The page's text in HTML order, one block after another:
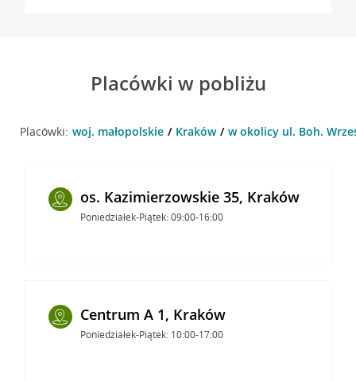
Placówki w pobliżu
Placówki: woj. małopolskie Kraków w okolicy ul. Boh.
os. Kazimierzowskie 35, Kraków
Poniedziałek-Piątek: 09:00-16:00
Centrum A 1, Kraków
Poniedziałek-Piątek: 10:00-17:00